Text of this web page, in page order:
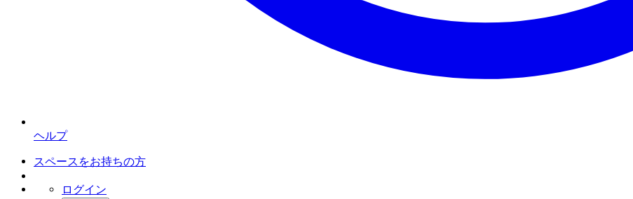
ヘルプ
スペースをお持ちの方
ログイン